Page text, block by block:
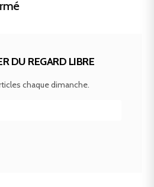
DU REGARD LIBRE
chaque dimanche.